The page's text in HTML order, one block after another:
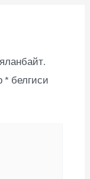
* белгиси